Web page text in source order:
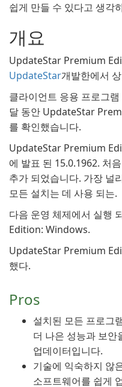
쉽게 만들 수 있다고 생각
개요
UpdateStar Premium
UpdateStar개발한에서
클라이언트 응용 프로그램
달 동안 UpdateStar
를 확인했습니다.
UpdateStar Premium
에 발표 된 15.0.1962. 처
추가 되었습니다. 가장 널
모든 설치는 데 사용 되는.
다음 운영 체제에서 실행
Edition: Windows.
UpdateStar Premium
했다.
Pros
설치된 모든 프로그
더 나은 성능과 보안
업데이터입니다.
기술에 익숙하지 않
소프트웨어를 쉽게